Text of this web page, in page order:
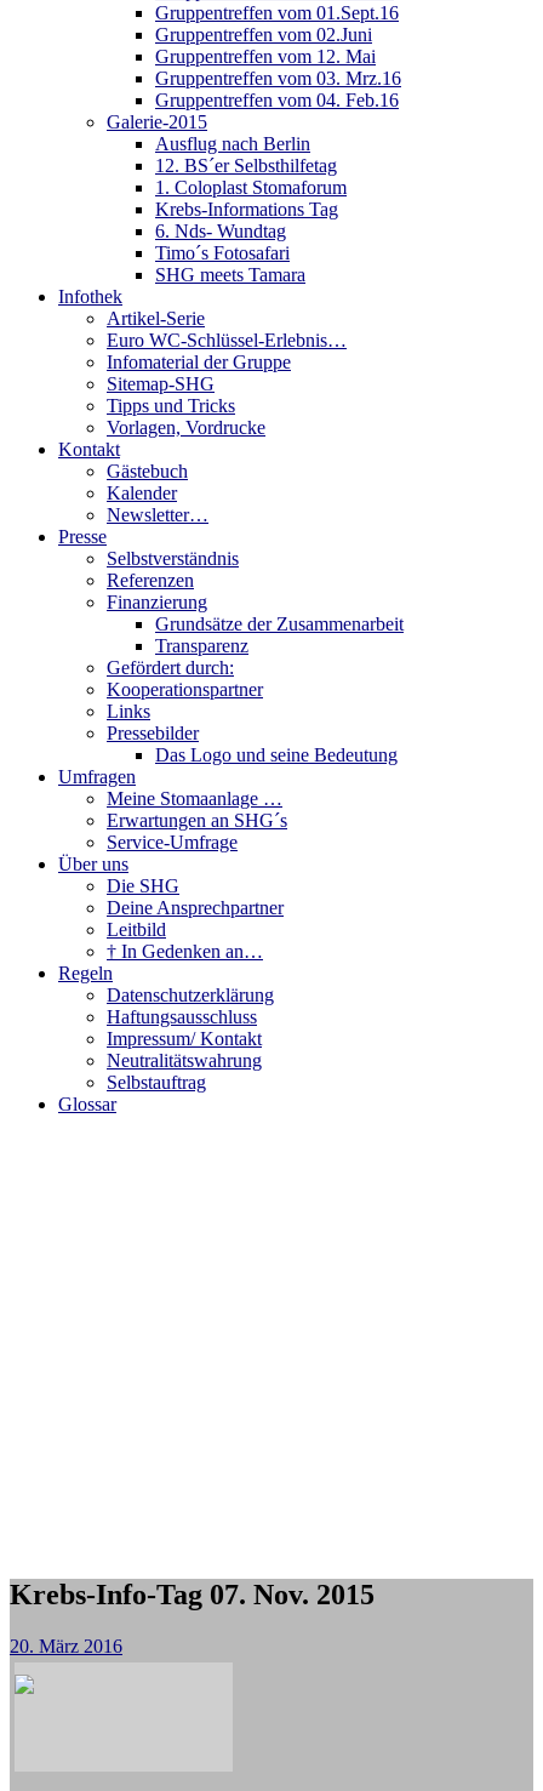
Gruppentreffen vom 01.Sept.16
Gruppentreffen vom 02.Juni
Gruppentreffen vom 12. Mai
Gruppentreffen vom 03. Mrz.16
Gruppentreffen vom 04. Feb.16
Galerie-2015
Ausflug nach Berlin
12. BS´er Selbsthilfetag
1. Coloplast Stomaforum
Krebs-Informations Tag
6. Nds- Wundtag
Timo´s Fotosafari
SHG meets Tamara
Infothek
Artikel-Serie
Euro WC-Schlüssel-Erlebnis…
Infomaterial der Gruppe
Sitemap-SHG
Tipps und Tricks
Vorlagen, Vordrucke
Kontakt
Gästebuch
Kalender
Newsletter…
Presse
Selbstverständnis
Referenzen
Finanzierung
Grundsätze der Zusammenarbeit
Transparenz
Gefördert durch:
Kooperationspartner
Links
Pressebilder
Das Logo und seine Bedeutung
Umfragen
Meine Stomaanlage …
Erwartungen an SHG´s
Service-Umfrage
Über uns
Die SHG
Deine Ansprechpartner
Leitbild
† In Gedenken an…
Regeln
Datenschutzerklärung
Haftungsausschluss
Impressum/ Kontakt
Neutralitätswahrung
Selbstauftrag
Glossar
Krebs-Info-Tag 07. Nov. 2015
20. März 2016